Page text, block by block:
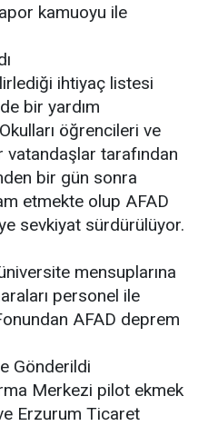
kamuoyu ile
ihtiyaç listesi
bir yardım
öğrencileri ve
tarafından
bir gün sonra
etmekte olup AFAD
sevkiyat sürdürülüyor.
mensuplarına
personel ile
AFAD deprem
Gönderildi
Merkezi pilot ekmek
Erzurum Ticaret